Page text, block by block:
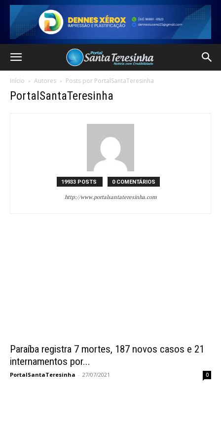
Início Autores Posts por PortalSantaTeresinha
PortalSantaTeresinha
19933 POSTS 0 COMENTÁRIOS
http://www.portalsantateresinha.com
Paraíba registra 7 mortes, 187 novos casos e 21
internamentos por...
PortalSantaTeresinha - 27/07/2021 0